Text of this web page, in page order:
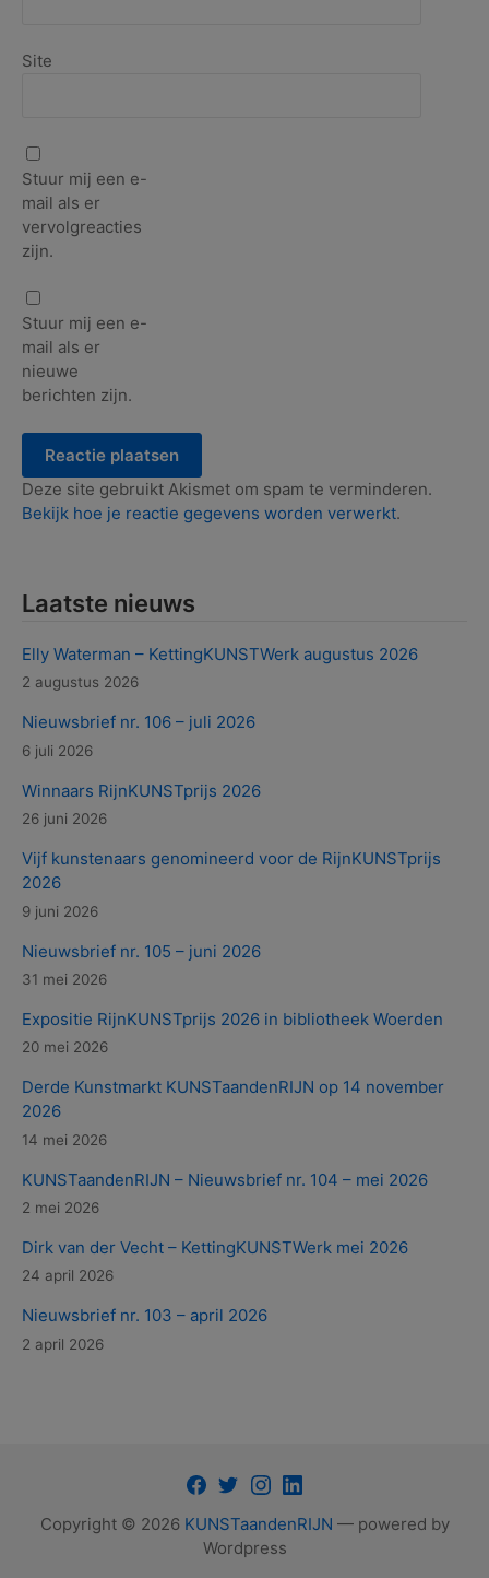
Site
Stuur mij een e-
mail als er
vervolgreacties
zijn.
Stuur mij een e-
mail als er
nieuwe
berichten zijn.
Deze site gebruikt Akismet om spam te verminderen.
Bekijk hoe je reactie gegevens worden verwerkt.
Laatste nieuws
Elly Waterman – KettingKUNSTWerk augustus 2026
2 augustus 2026
Nieuwsbrief nr. 106 – juli 2026
6 juli 2026
Winnaars RijnKUNSTprijs 2026
26 juni 2026
Vijf kunstenaars genomineerd voor de RijnKUNSTprijs
2026
9 juni 2026
Nieuwsbrief nr. 105 – juni 2026
31 mei 2026
Expositie RijnKUNSTprijs 2026 in bibliotheek Woerden
20 mei 2026
Derde Kunstmarkt KUNSTaandenRIJN op 14 november
2026
14 mei 2026
KUNSTaandenRIJN – Nieuwsbrief nr. 104 – mei 2026
2 mei 2026
Dirk van der Vecht – KettingKUNSTWerk mei 2026
24 april 2026
Nieuwsbrief nr. 103 – april 2026
2 april 2026
Facebook
TwitterInstagram
LinkedIn
Copyright © 2026 KUNSTaandenRIJN — powered by
Wordpress